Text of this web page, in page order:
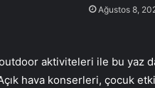
Ağustos 8,
aktiviteleri ile bu yaz
hava konserleri, çocuk